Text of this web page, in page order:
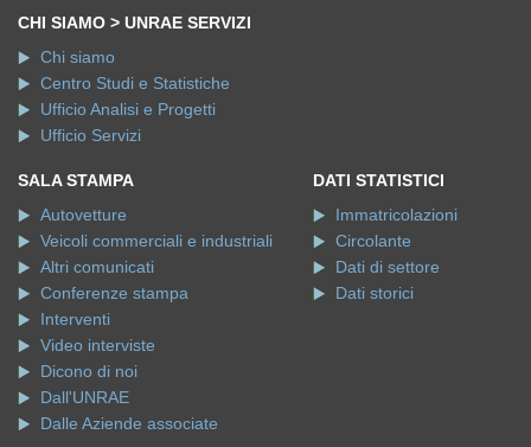
CHI SIAMO > UNRAE SERVIZI
Chi siamo
Centro Studi e Statistiche
Ufficio Analisi e Progetti
Ufficio Servizi
SALA STAMPA
Autovetture
Veicoli commerciali e industriali
Altri comunicati
Conferenze stampa
Interventi
Video interviste
Dicono di noi
Dall'UNRAE
Dalle Aziende associate
DATI STATISTICI
Immatricolazioni
Circolante
Dati di settore
Dati storici